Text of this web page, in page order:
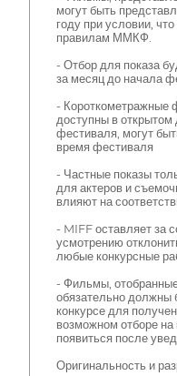
могут быть
году при условии,
правилам ММКФ.
- Отбор для показа
за месяц до начала
- Короткометражные
доступны в открытом
фестиваля, могут
время фестиваля
- Частные показы
для актеров и
влияют на
- MIFF оставляет за
усмотрению
любые конкурсные
- Фильмы,
обязательно должны
конкурсе для
возможном отборе на
появиться после
Оригинальность и